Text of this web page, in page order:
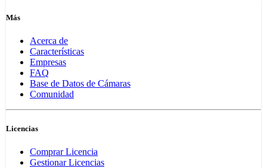
Más
Acerca de
Características
Empresas
FAQ
Base de Datos de Cámaras
Comunidad
Licencias
Comprar Licencia
Gestionar Licencias